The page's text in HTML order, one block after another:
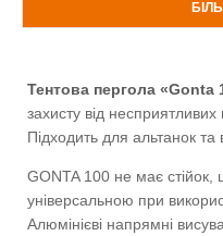
Тентова пергола «Gonta
захисту від
Підходить для альтанок та
GONTA 100 не має стійок,
універсальною при
Алюмінієві напрямні